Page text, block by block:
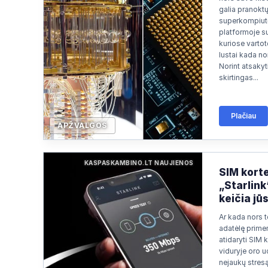
Paieška 2026/07/05 22:12
Paieška 2026/07/05 21:54
Paieška 2026/07/04 02:12
APŽVALGOS
galia
platformoje
kuriose
lustai kada
Norint
skirtingas...
Plačiau
KASPASKAMBINO.LT NAUJIENOS
SIM
keičia
Ar kada nors
adatėlę
atidaryti SIM
viduryje oro
nejaukų